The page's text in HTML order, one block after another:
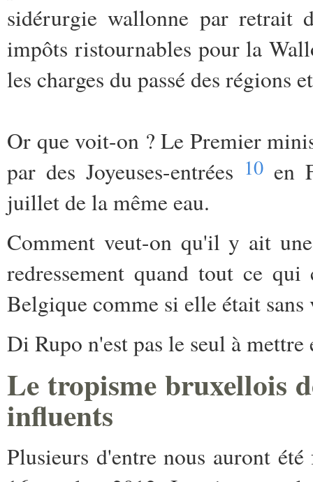
sidérurgie wallonne par retrait
impôts ristournables pour la
les charges du passé des régions
Or que voit-on ? Le Premier
par des Joyeuses-entrées 10en
juillet de la même eau.
Comment veut-on qu'il y ait
redressement quand tout ce
Belgique comme si elle était
Di Rupo n'est pas le seul à mettre
Le tropisme bruxellois
influents
Plusieurs d'entre nous auront